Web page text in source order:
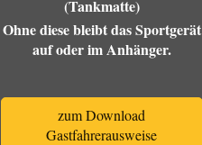
(Tankmatte)
Ohne diese bleibt das Sportgerät
auf oder im Anhänger.
zum Download
Gastfahrerausweise